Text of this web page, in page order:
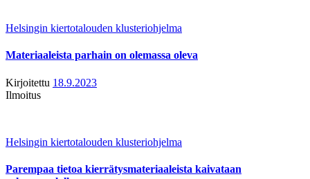
Helsingin kiertotalouden klusteriohjelma
Materiaaleista parhain on olemassa oleva
Kirjoitettu 18.9.2023
Ilmoitus
Helsingin kiertotalouden klusteriohjelma
Parempaa tietoa kierrätysmateriaaleista kaivataan